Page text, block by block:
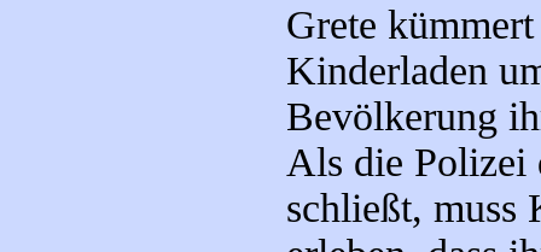
Grete
Kinderladen
Bevölkerung
Als die Polizei
schließt, muss